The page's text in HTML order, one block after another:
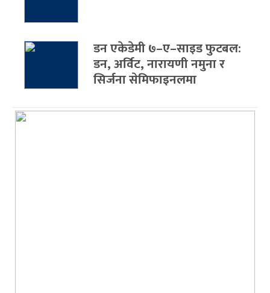
डन एकेडेमी ७–ए–साइड फुटबल:
डन, अर्विट, नारायणी नमुना र
सिर्जना सेमिफाइनलमा